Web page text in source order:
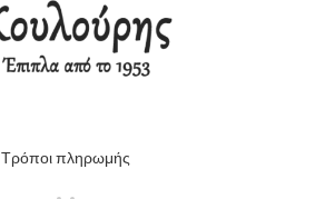
Τρόποι πληρωμής